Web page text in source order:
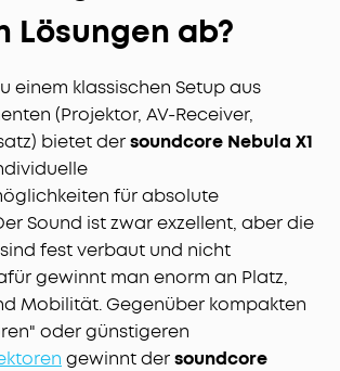
Lösungen ab?
einem klassischen Setup aus
(Projektor, AV-Receiver,
bietet dersoundcore Nebula X1
für absolute
Sound ist zwar exzellent, aber die
fest verbaut und nicht
gewinnt man enorm an Platz,
Mobilität. Gegenüber kompakten
oder günstigeren
gewinnt dersoundcore